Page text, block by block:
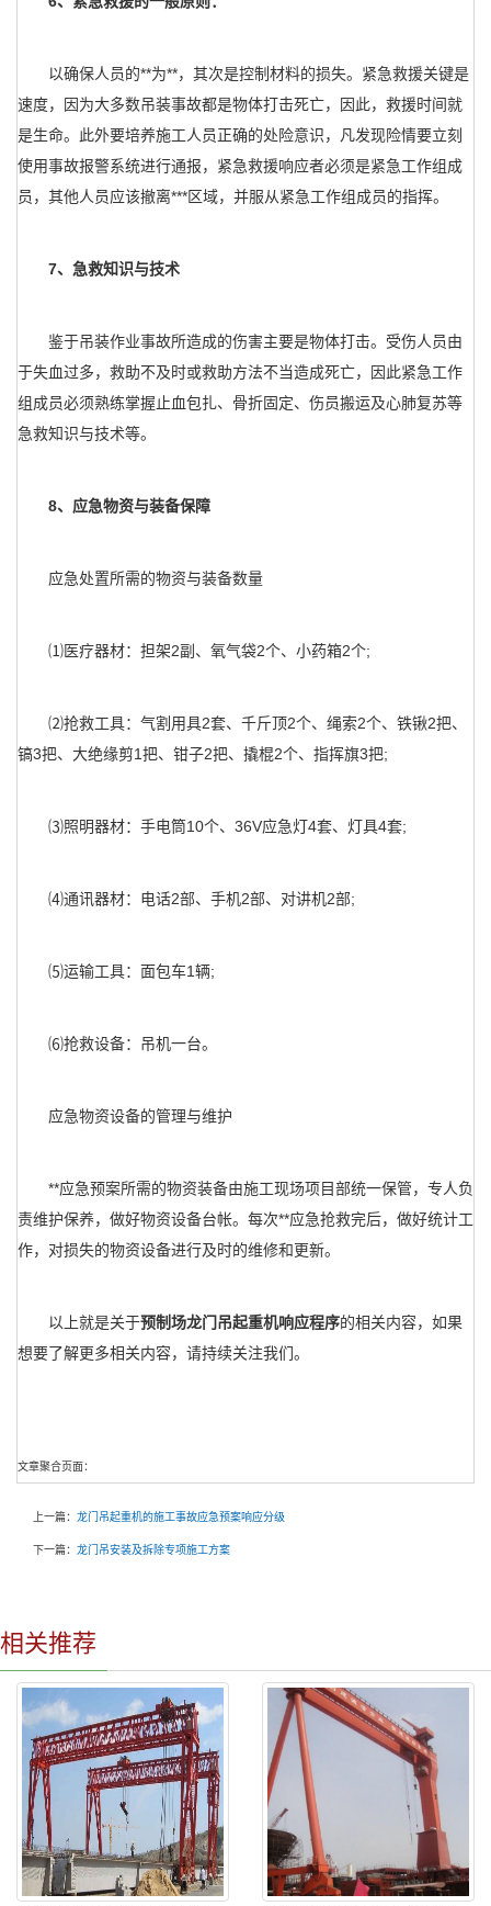
以确保人员的**为**，其次是控制材料的损失。紧急救援关键是
速度，因为大多数吊装事故都是物体打击死亡，因此，救援时间就
是生命。此外要培养施工人员正确的处险意识，凡发现险情要立刻
使用事故报警系统进行通报，紧急救援响应者必须是紧急工作组成
员，其他人员应该撤离***区域，并服从紧急工作组成员的指挥。
7、急救知识与技术
鉴于吊装作业事故所造成的伤害主要是物体打击。受伤人员由
于失血过多，救助不及时或救助方法不当造成死亡，因此紧急工作
组成员必须熟练掌握止血包扎、骨折固定、伤员搬运及心肺复苏等
急救知识与技术等。
8、应急物资与装备保障
应急处置所需的物资与装备数量
⑴医疗器材：担架2副、氧气袋2个、小药箱2个;
⑵抢救工具：气割用具2套、千斤顶2个、绳索2个、铁锹2把、
镐3把、大绝缘剪1把、钳子2把、撬棍2个、指挥旗3把;
⑶照明器材：手电筒10个、36V应急灯4套、灯具4套;
⑷通讯器材：电话2部、手机2部、对讲机2部;
⑸运输工具：面包车1辆;
⑹抢救设备：吊机一台。
应急物资设备的管理与维护
**应急预案所需的物资装备由施工现场项目部统一保管，专人负
责维护保养，做好物资设备台帐。每次**应急抢救完后，做好统计工
作，对损失的物资设备进行及时的维修和更新。
以上就是关于预制场龙门吊起重机响应程序的相关内容，如果
想要了解更多相关内容，请持续关注我们。
文章聚合页面：
上一篇： 龙门吊起重机的施工事故应急预案响应分级
下一篇： 龙门吊安装及拆除专项施工方案
相关推荐